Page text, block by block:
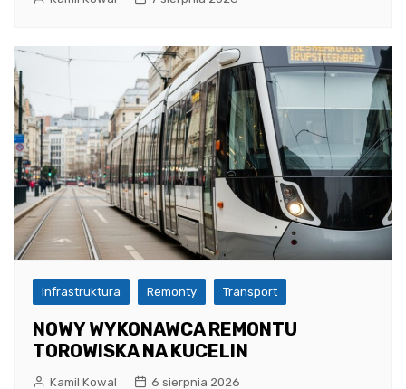
Infrastruktura Remonty Transport
NOWY WYKONAWCA REMONTU
TOROWISKA NA KUCELIN
Kamil Kowal 6 sierpnia 2026